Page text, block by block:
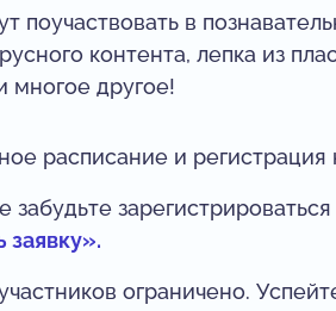
поучаствовать в
контента, лепка из
многое другое!
расписание и регистрация
забудьте
заявку».
ограничено.